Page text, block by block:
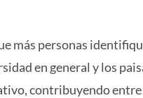
más personas
en general y los
contribuyendo